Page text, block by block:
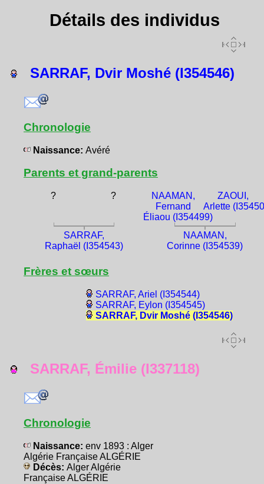
Détails des individus
SARRAF, Dvir Moshé (I354546)
Chronologie
Naissance: Avéré
Parents et grand-parents
? ?
NAAMAN,
Fernand
Éliaou (I354499)
ZAOUI,
Arlette
SARRAF,
Raphaël (I354543)
NAAMAN,
Corinne (I354539)
Frères et sœurs
SARRAF, Ariel (I354544)
SARRAF, Eylon (I354545)
SARRAF, Dvir Moshé (I354546)
SARRAF, Émilie (I337118)
Chronologie
Naissance: env 1893 : Alger
Algérie Française ALGÉRIE
Décès: Alger Algérie
Française ALGÉRIE